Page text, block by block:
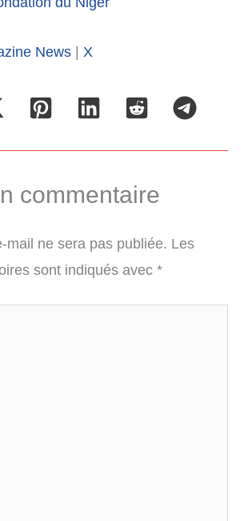
News | X
commentaire
mail ne sera pas publiée. Les
sont indiqués avec *